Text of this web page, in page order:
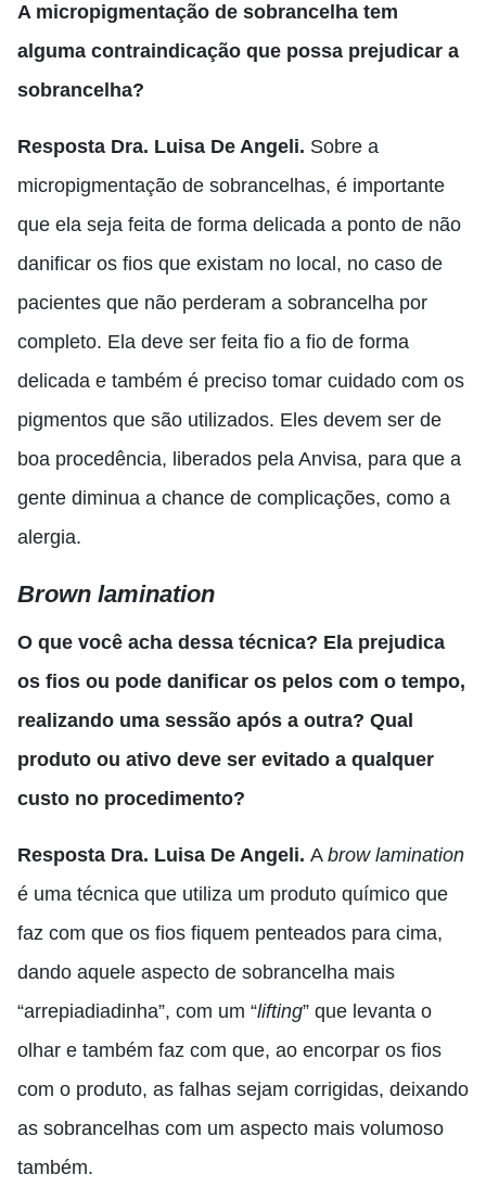
A micropigmentação de sobrancelha tem
alguma contraindicação que possa prejudicar a
sobrancelha?
Resposta Dra. Luisa De Angeli. Sobre a
micropigmentação de sobrancelhas, é importante
que ela seja feita de forma delicada a ponto de não
danificar os fios que existam no local , no caso de
pacientes que não perderam a sobrancelha por
completo. E la deve ser feita fio a fio de forma
delicada e também é preciso tomar cuidado com os
pigmentos que são utilizados. E les devem ser de
boa procedência, liberados pela Anvisa, para que a
gente diminua a chance de complicações, como a
alergia.
Brown lamination
O que você acha dessa técnica? E la prejudica
os fios ou pode danificar os pelos com o tempo,
realizando uma sessão após a outra? Qual
produto ou ativo deve ser evitado a qualquer
custo no procedimento?
Resposta Dra. Luisa De Angeli. A brow lamination
é uma técnica que utiliza um produto químico que
faz com que os fios fiquem penteados para cima,
dando aquele aspecto de sobrancelha mais
“arrepiadiadinha”, com um “lifting” que levanta o
olhar e também faz com que, ao encorpar os fios
com o produto, as falhas sejam corrigidas, deixando
as sobrancelhas com um aspecto mais volumoso
também.